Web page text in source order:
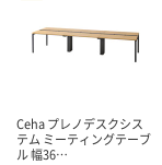
Ceha プレノデスクシス
テム ミーティングテーブ
ル 幅36…